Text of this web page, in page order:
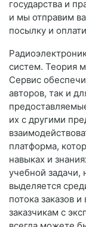
государства и
и мы отправим
посылку и
систем. Теория
Сервис
авторов, так и
их с другими
платформа,
навыках и
учебной задачи,
выделяется
потока заказов
заказчикам с